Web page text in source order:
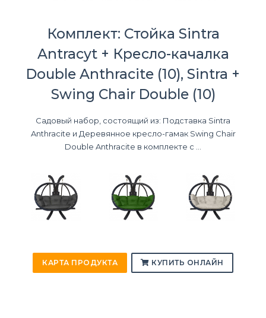
Комплект: Стойка Sintra
Antracyt + Кресло-качалка
Double Anthracite (10), Sintra +
Swing Chair Double (10)
Садовый набор, состоящий из: Подставка Sintra
Anthracite и Деревянное кресло-гамак Swing Chair
Double Anthracite в комплекте с ...
КАРТА ПРОДУКТА КУПИТЬ ОНЛАЙН